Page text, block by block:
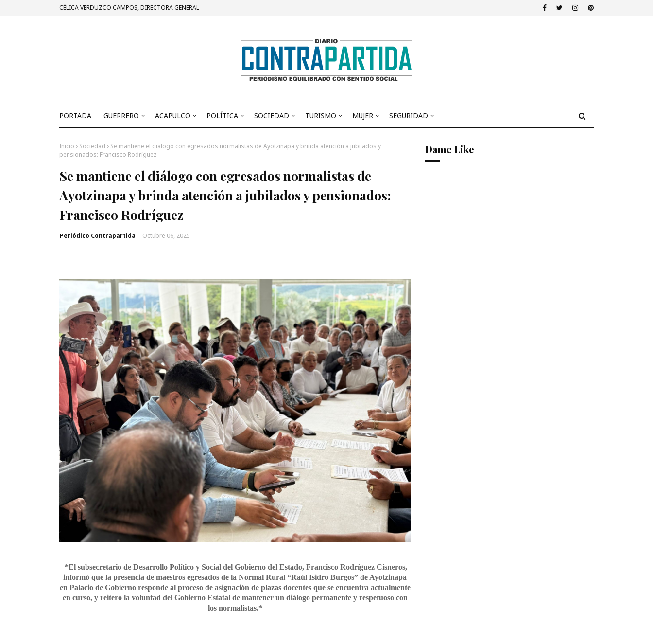
CÉLICA VERDUZCO CAMPOS, DIRECTORA GENERAL
PORTADA GUERRERO ACAPULCO POLÍTICA SOCIEDAD TURISMO MUJER SEGURIDAD
Inicio Sociedad
Se mantiene el diálogo con egresados normalistas de Ayotzinapa y brinda atención a jubilados y
pensionados: Francisco Rodríguez
Se mantiene el diálogo con egresados normalistas de
Ayotzinapa y brinda atención a jubilados y pensionados:
Francisco Rodríguez
Periódico Contrapartida - Octubre 06, 2025
*El subsecretario de Desarrollo Político y Social del Gobierno del Estado, Francisco Rodríguez Cisneros,
informó que la presencia de maestros egresados de la Normal Rural “Raúl Isidro Burgos” de Ayotzinapa
en Palacio de Gobierno responde al proceso de asignación de plazas docentes que se encuentra actualmente
en curso, y reiteró la voluntad del Gobierno Estatal de mantener un diálogo permanente y respetuoso con
los normalistas.*
Dame Like